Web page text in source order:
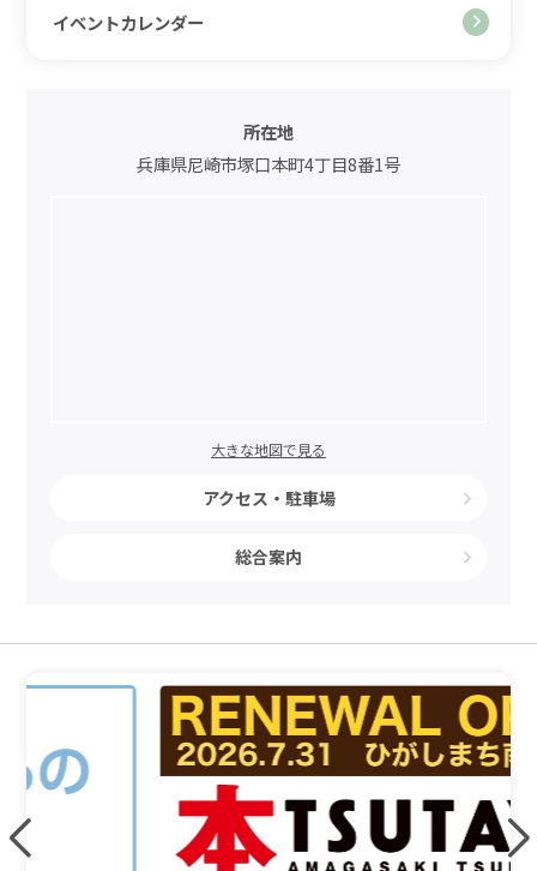
イベントカレンダー
所在地
兵庫県尼崎市塚口本町4丁目8番1号
大きな地図で見る
アクセス・駐車場
総合案内